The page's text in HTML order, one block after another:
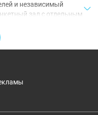
и независимый
зал с отдельным
можно по телефону
в ресторанах Москвы